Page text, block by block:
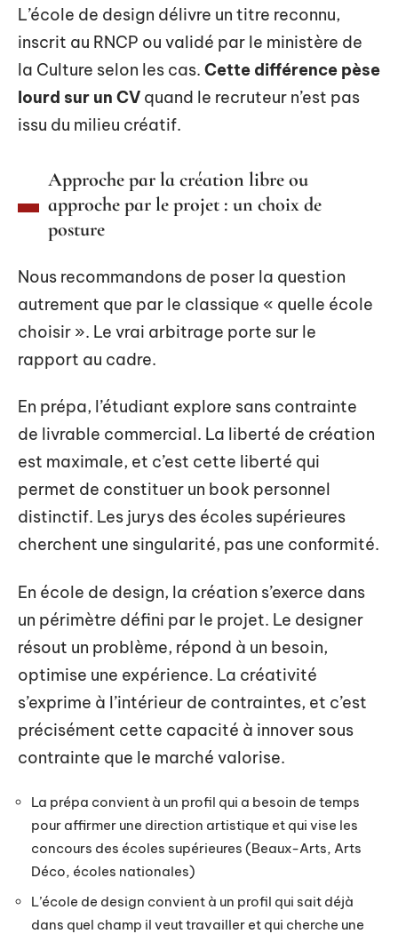
L’école de design délivre un titre reconnu,
inscrit au RNCP ou validé par le ministère de
la Culture selon les cas. Cette différence pèse
lourd sur un CV quand le recruteur n’est pas
issu du milieu créatif.
Approche par la création libre ou
approche par le projet : un choix de
posture
Nous recommandons de poser la question
autrement que par le classique « quelle école
choisir ». Le vrai arbitrage porte sur le
rapport au cadre.
En prépa, l’étudiant explore sans contrainte
de livrable commercial. La liberté de création
est maximale, et c’est cette liberté qui
permet de constituer un book personnel
distinctif. Les jurys des écoles supérieures
cherchent une singularité, pas une conformité.
En école de design, la création s’exerce dans
un périmètre défini par le projet. Le designer
résout un problème, répond à un besoin,
optimise une expérience. La créativité
s’exprime à l’intérieur de contraintes, et c’est
précisément cette capacité à innover sous
contrainte que le marché valorise.
La prépa convient à un profil qui a besoin de temps
pour affirmer une direction artistique et qui vise les
concours des écoles supérieures (Beaux-Arts, Arts
Déco, écoles nationales)
L’école de design convient à un profil qui sait déjà
dans quel champ il veut travailler et qui cherche une